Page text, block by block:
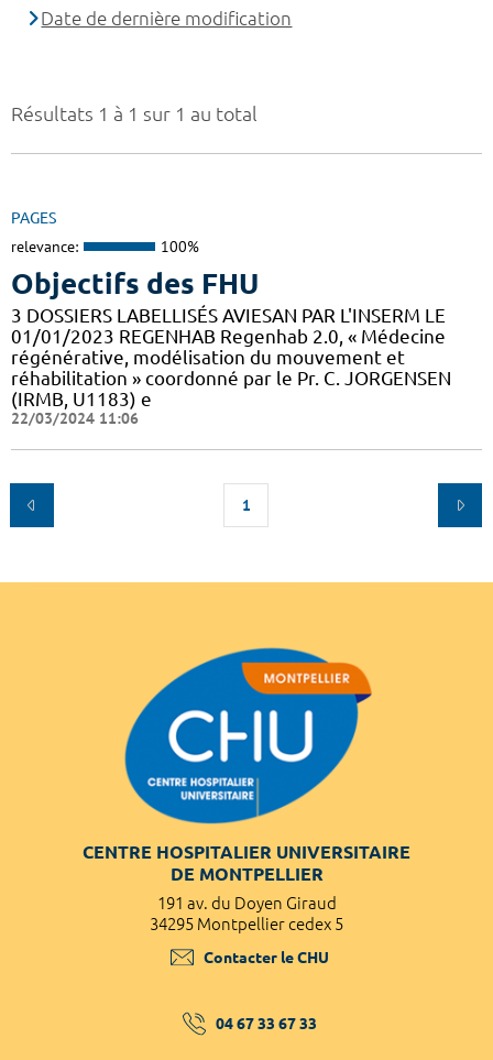
Résultats 1 à 1 sur 1 au total
PAGES
relevance: 100%
Objectifs des FHU
3 DOSSIERS LABELLISÉS AVIESAN PAR L'INSERM LE
01/01/2023 REGENHAB Regenhab 2.0, « Médecine
régénérative, modélisation du mouvement et
réhabilitation » coordonné par le Pr. C. JORGENSEN
(IRMB, U1183) e
22/03/2024 11:06
1
Date de dernière modification
CENTRE HOSPITALIER UNIVERSITAIRE
DE MONTPELLIER
191 av. du Doyen Giraud
34295 Montpellier cedex 5
Contacter le CHU
04 67 33 67 33